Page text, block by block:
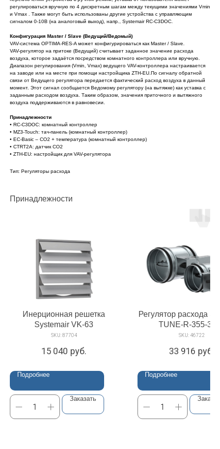
регулироваться вручную по 4 дискретным шагам между текущими значениями Vmin
и Vmax . Также могут быть использованы другие устройства с управляющим
сигналом 0-10В (на аналоговый выход), напр., Systemair RC-C3DOC.
Конфигурация Master / Slave (Ведущий/Ведомый)
VAV-система OPTIMA-RES-A может конфигурироваться как Master / Slave.
VAV-регулятор на притоке (Ведущий) считывает заданное значение расхода
воздуха, которое задаётся посредством комнатного контроллера или вручную.
Диапазон регулирования (Vmin, Vmax) ведущего VAV-контроллера настраивается
на заводе или на месте при помощи настройщика ZTH-EU.По сигналу обратной
связи от Ведущего регулятора передается фактический расход воздуха в данный
момент. Этот сигнал сообщается Ведомому регулятору (на вытяжке) как уставка с
заданным расходом воздуха. Таким образом, значения приточного и вытяжного
воздуха поддерживаются в равновесии.
Принадлежности
• RC-C3DOC: комнатный контроллер
• MZ3-Touch: тач-панель (комнатный контроллер)
• EC-Basic – CO2 + температура (комнатный контроллер)
• CTRT2A: датчик CO2
• ZTH-EU: настройщик для VAV-регулятора
Тип: Регуляторы расхода
Принадлежности
Инерционная решетка
Systemair VK-63
SKU:87704
15 040 руб.
Подробнее
Заказать
Регулятор расхода
TUNE-R-355-3-
SKU:46722
33 916 руб.
Подробнее